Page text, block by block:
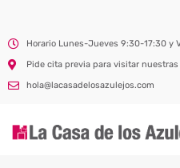
Horario Lunes-Jueves 9:30-17:30 y
Pide cita previa para visitar
hola@lacasadelosazulejos.com